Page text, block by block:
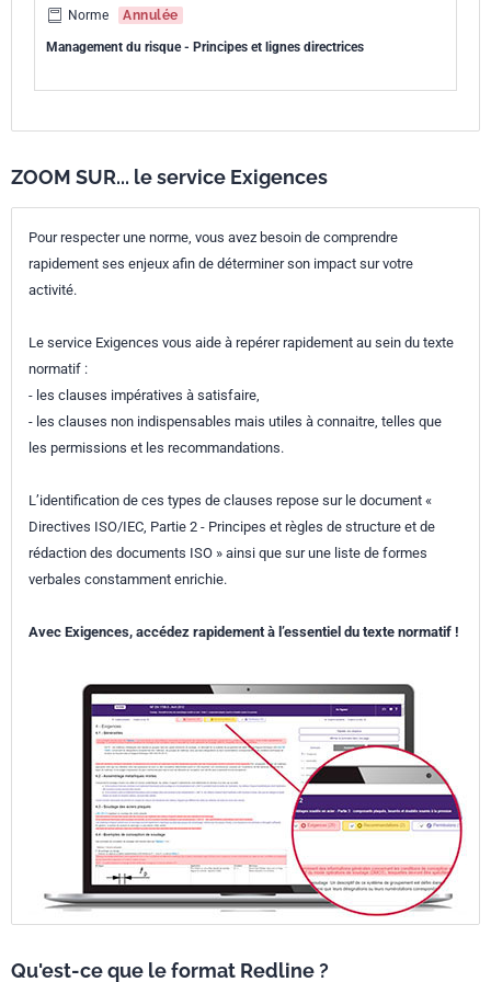
Norme
Annulée
Management du risque - Principes et lignes directrices
ZOOM SUR... le service Exigences
Pour respecter une norme, vous avez besoin de comprendre
rapidement ses enjeux afin de déterminer son impact sur votre
activité.
Le service Exigences vous aide à repérer rapidement au sein du texte
normatif :
- les clauses impératives à satisfaire,
- les clauses non indispensables mais utiles à connaitre, telles que
les permissions et les recommandations.
L’identification de ces types de clauses repose sur le document «
Directives ISO/IEC, Partie 2 - Principes et règles de structure et de
rédaction des documents ISO » ainsi que sur une liste de formes
verbales constamment enrichie.
Avec Exigences, accédez rapidement à l’essentiel du texte normatif !
Qu'est-ce que le format Redline ?